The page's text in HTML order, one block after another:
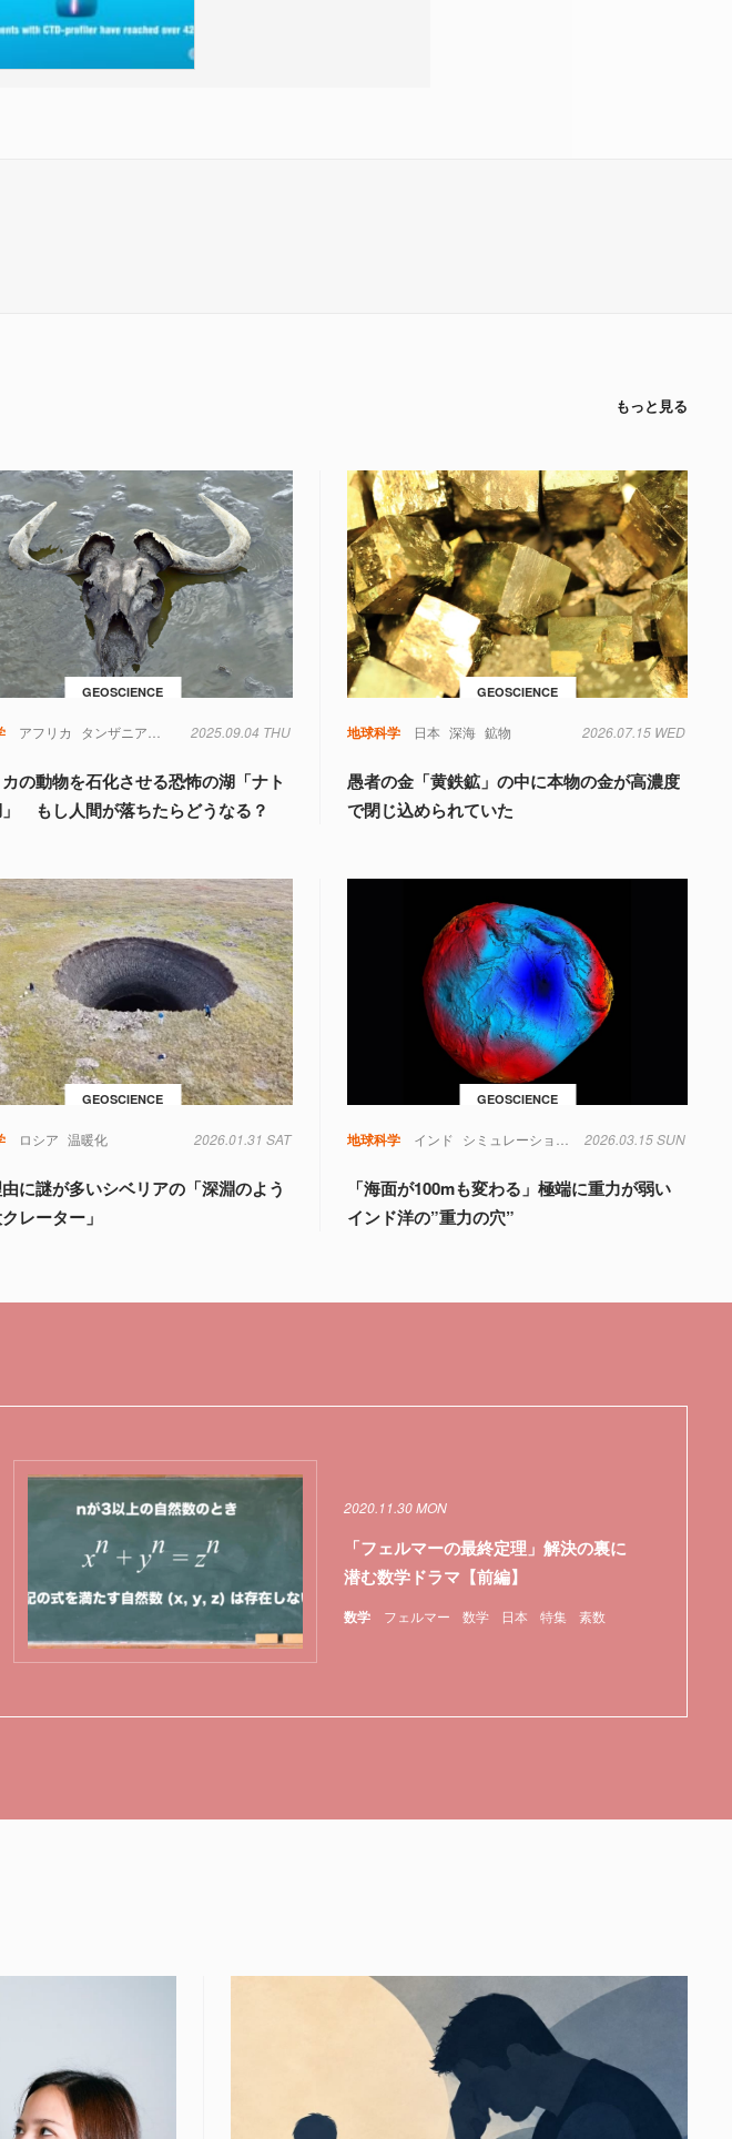
もっと見る
GEOSCIENCE
アフリカ タンザニア 地球科学 鳥類
2025.09.04 THU
の動物を石化させる恐怖の湖「ナト
」 もし人間が落ちたらどうなる？
GEOSCIENCE
地球科学 日本 深海 鉱物 2026.07.15 WED
愚者の金「黄鉄鉱」の中に本物の金が高濃度
で閉じ込められていた
GEOSCIENCE
ロシア 温暖化 2026.01.31 SAT
に謎が多いシベリアの「深淵のよう
レーター」
GEOSCIENCE
地球科学 インド シミュレーション 地球 物理学 重力
2026.03.15 SUN
「海面が100mも変わる」極端に重力が弱い
インド洋の”重力の穴”
数学 フェルマー 数学 日本 特集 素数
2020.11.30 MON
「フェルマーの最終定理」解決の裏に
潜む数学ドラマ【前編】